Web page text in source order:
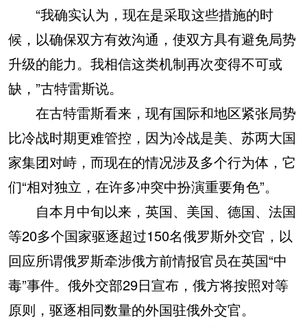
“我确实认为，现在是采取这些措施的时
候，以确保双方有效沟通，使双方具有避免局势
升级的能力。我相信这类机制再次变得不可或
缺，”古特雷斯说。
在古特雷斯看来，现有国际和地区紧张局势
比冷战时期更难管控，因为冷战是美、苏两大国
家集团对峙，而现在的情况涉及多个行为体，它
们“相对独立，在许多冲突中扮演重要角色”。
自本月中旬以来，英国、美国、德国、法国
等20多个国家驱逐超过150名俄罗斯外交官，以
回应所谓俄罗斯牵涉俄方前情报官员在英国“中
毒”事件。俄外交部29日宣布，俄方将按照对等
原则，驱逐相同数量的外国驻俄外交官。